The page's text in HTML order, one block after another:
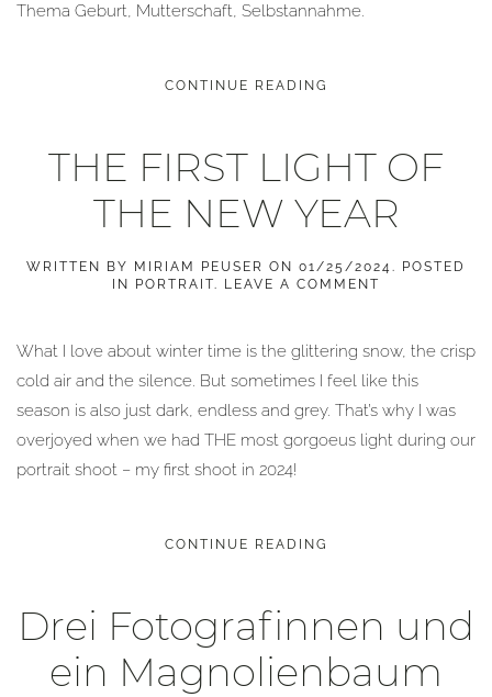
Thema Geburt, Mutterschaft, Selbstannahme.
CONTINUE READING
THE FIRST LIGHT OF
THE NEW YEAR
WRITTEN BY MIRIAM PEUSER ON 01/25/2024. POSTED
IN
PORTRAIT. LEAVE A COMMENT
What I love about winter time is the glittering snow, the crisp
cold air and the silence. But sometimes I feel like this
season is also just dark, endless and grey. That’s why I was
overjoyed when we had THE most gorgoeus light during our
portrait shoot – my first shoot in 2024!
CONTINUE READING
Drei Fotografinnen und
ein Magnolienbaum